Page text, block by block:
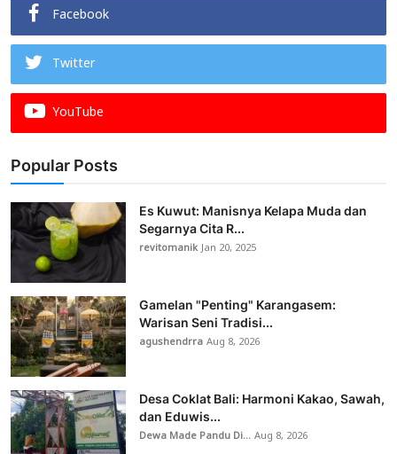
Facebook
Twitter
YouTube
Popular Posts
Es Kuwut: Manisnya Kelapa Muda dan
Segarnya Cita R...
revitomanikJan 20, 2025
Gamelan "Penting" Karangasem:
Warisan Seni Tradisi...
agushendrraAug 8, 2026
Desa Coklat Bali: Harmoni Kakao, Sawah,
dan Eduwis...
Dewa Made Pandu Di...Aug 8, 2026